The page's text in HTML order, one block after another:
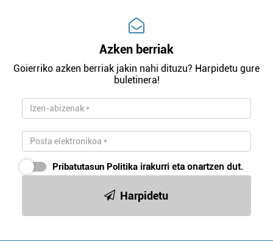
Azken berriak
Goierriko azken berriak jakin nahi dituzu? Harpidetu gure
buletinera!
Pribatutasun Politika irakurri eta onartzen dut.
Harpidetu